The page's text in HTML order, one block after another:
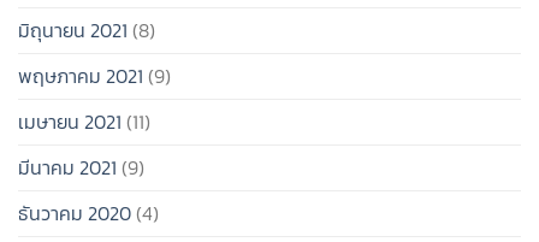
มิถุนายน 2021 (8)
พฤษภาคม 2021 (9)
เมษายน 2021 (11)
มีนาคม 2021 (9)
ธันวาคม 2020(4)